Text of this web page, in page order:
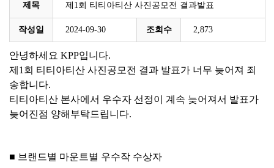
제목 제1회 티티아티산 사진공모전 결과발표
작성일 2024-09-30 조회수 2,873
안녕하세요 KPP입니다.
제1회 티티아티산 사진공모전 결과 발표가 너무 늦어져 죄
송합니다.
티티아티산 본사에서 우수자 선정이 계속 늦어져서 발표가
늦어진점 양해부탁드립니다.
■ 브랜드별 마운트별 우수작 수상자